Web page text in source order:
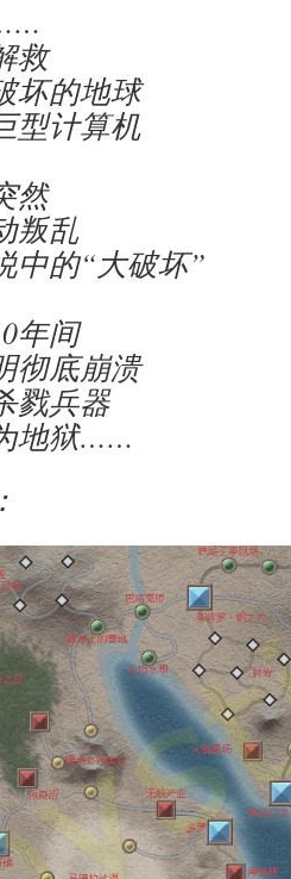
救
坏的地球
型计算机
然
叛乱
中的“大破坏”
年间
彻底崩溃
戮兵器
地狱……